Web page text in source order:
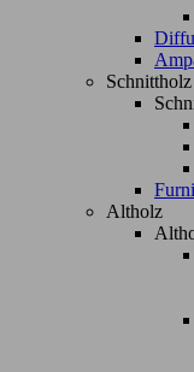
Altholz